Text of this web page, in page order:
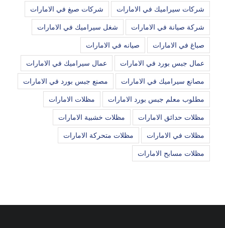
شركات سيراميك في الامارات شركات صبغ في الامارات
شركة صيانة في الامارات شغل سيراميك في الامارات
صباغ في الامارات صيانه في الامارات
عمال جبس بورد في الامارات عمال سيراميك في الامارات
مصانع سيراميك في الامارات مصنع جبس بورد في الامارات
مطلوب معلم جبس بورد الامارات مظلات الامارات
مظلات حدائق الامارات مظلات خشبية الامارات
مظلات في الامارات مظلات متحركة الامارات
مظلات مسابح الامارات